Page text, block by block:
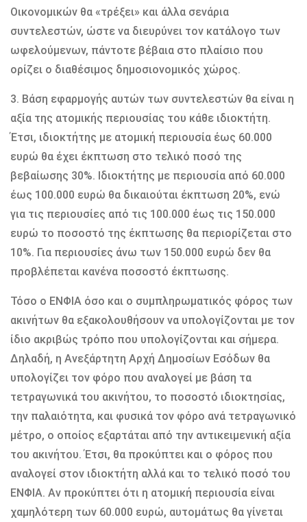
Οικονομικών θα «τρέξει» και άλλα σενάρια
συντελεστών, ώστε να διευρύνει τον κατάλογο των
ωφελούμενων, πάντοτε βέβαια στο πλαίσιο που
ορίζει ο διαθέσιμος δημοσιονομικός χώρος.
3. Βάση εφαρμογής αυτών των συντελεστών θα είναι η
αξία της ατομικής περιουσίας του κάθε ιδιοκτήτη.
Έτσι, ιδιοκτήτης με ατομική περιουσία έως 60.000
ευρώ θα έχει έκπτωση στο τελικό ποσό της
βεβαίωσης 30%. Ιδιοκτήτης με περιουσία από 60.000
έως 100.000 ευρώ θα δικαιούται έκπτωση 20%, ενώ
για τις περιουσίες από τις 100.000 έως τις 150.000
ευρώ το ποσοστό της έκπτωσης θα περιορίζεται στο
10%. Για περιουσίες άνω των 150.000 ευρώ δεν θα
προβλέπεται κανένα ποσοστό έκπτωσης.
Τόσο ο ΕΝΦΙΑ όσο και ο συμπληρωματικός φόρος των
ακινήτων θα εξακολουθήσουν να υπολογίζονται με τον
ίδιο ακριβώς τρόπο που υπολογίζονται και σήμερα.
Δηλαδή, η Ανεξάρτητη Αρχή Δημοσίων Εσόδων θα
υπολογίζει τον φόρο που αναλογεί με βάση τα
τετραγωνικά του ακινήτου, το ποσοστό ιδιοκτησίας,
την παλαιότητα, και φυσικά τον φόρο ανά τετραγωνικό
μέτρο, ο οποίος εξαρτάται από την αντικειμενική αξία
του ακινήτου. Έτσι, θα προκύπτει και ο φόρος που
αναλογεί στον ιδιοκτήτη αλλά και το τελικό ποσό του
ΕΝΦΙΑ. Αν προκύπτει ότι η ατομική περιουσία είναι
χαμηλότερη των 60.000 ευρώ, αυτομάτως θα γίνεται